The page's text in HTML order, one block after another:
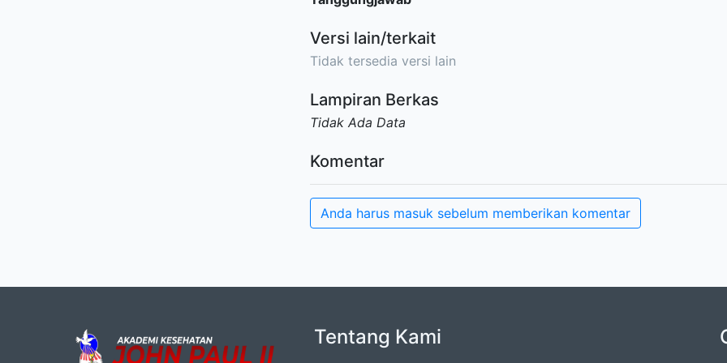
Versi lain/terkait
Tidak tersedia versi lain
Lampiran Berkas
Tidak Ada Data
Komentar
Anda harus masuk sebelum memberikan komentar
Tentang Kami